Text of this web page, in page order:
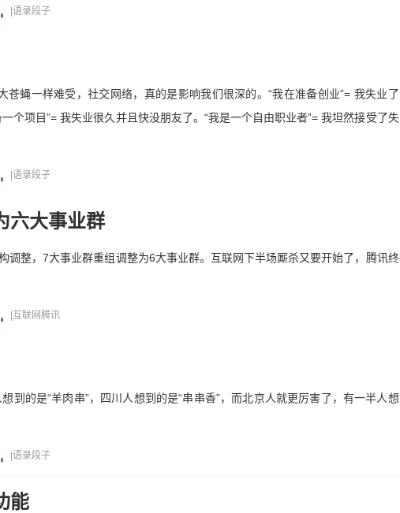
语录段子
蝇一样难受，社交网络，真的是影响我们很深的。“我在准备创业”= 我失业了
个项目”= 我失业很久并且快没朋友了。“我是一个自由职业者”= 我坦然接受了失
语录段子
六大事业群
调整，7大事业群重组调整为6大事业群。互联网下半场厮杀又要开始了，腾讯终
互联网腾讯
到的是“羊肉串”，四川人想到的是“串串香”，而北京人就更厉害了，有一半人想
语录段子
能